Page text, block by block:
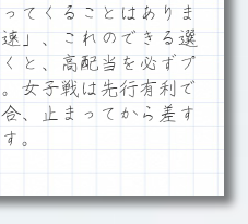
てくることはありま
」、これのできる選
と、高配当を必ずプ
女子戦は先行有利で
、止まってから差す
。